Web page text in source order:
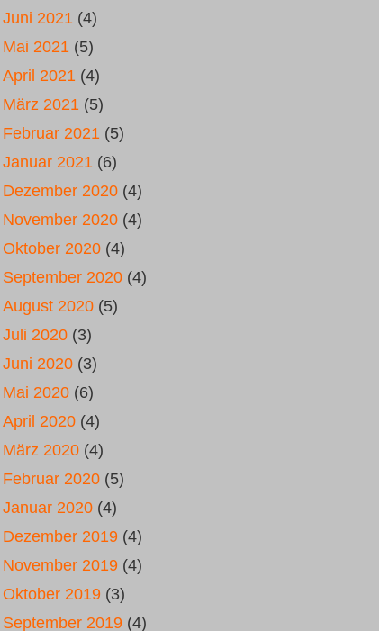
Juni 2021 (4)
Mai 2021 (5)
April 2021 (4)
März 2021 (5)
Februar 2021 (5)
Januar 2021 (6)
Dezember 2020 (4)
November 2020 (4)
Oktober 2020 (4)
September 2020 (4)
August 2020 (5)
Juli 2020 (3)
Juni 2020 (3)
Mai 2020 (6)
April 2020 (4)
März 2020 (4)
Februar 2020 (5)
Januar 2020 (4)
Dezember 2019 (4)
November 2019 (4)
Oktober 2019 (3)
September 2019 (4)